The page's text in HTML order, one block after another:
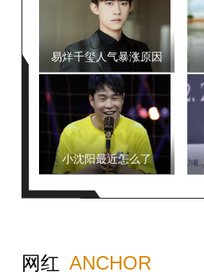
易烊千玺人气暴涨原因
小沈阳最近怎么了
网红 ANCHOR